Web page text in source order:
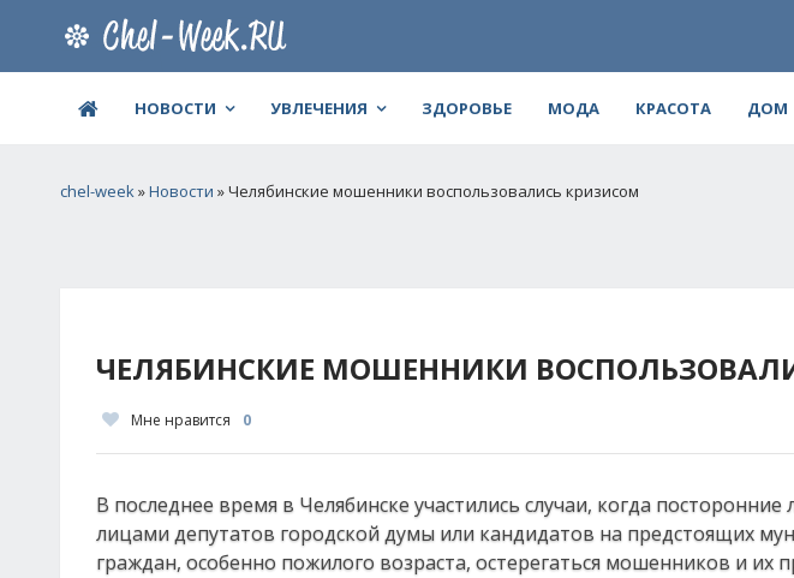
НОВОСТИ УВЛЕЧЕНИЯ ЗДОРОВЬЕ МОДА КРАСОТА ДОМ
chel-week»Новости » Челябинские мошенники воспользовались кризисом
ЧЕЛЯБИНСКИЕ МОШЕННИКИ
Мне нравится 0
В последнее время в Челябинске участились случаи, когда
лицами депутатов городской думы или кандидатов на предстоящих
граждан, особенно пожилого возраста, остерегаться мошенников и их